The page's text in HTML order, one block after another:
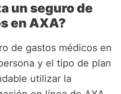
un seguro de
en AXA?
de gastos médicos en
y el tipo de plan
utilizar la